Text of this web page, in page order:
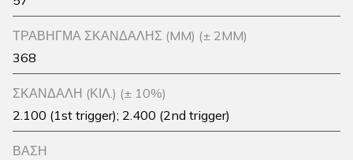
ΤΡΑΒΗΓΜΑ ΣΚΑΝΔΑΛΗΣ (MM) (± 2MM)
368
ΣΚΑΝΔΑΛΗ (ΚΙΛ.) (± 10%)
2.100 (1st trigger); 2.400 (2nd trigger)
ΒΑΣΗ